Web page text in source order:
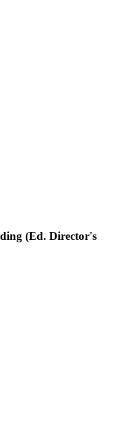
(Ed. Director's